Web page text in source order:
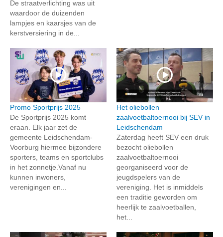
De straatverlichting was uit
waardoor de duizenden
lampjes en kaarsjes van de
kerstversiering in de...
Promo Sportprijs 2025
De Sportprijs 2025 komt
eraan. Elk jaar zet de
gemeente Leidschendam-
Voorburg hiermee bijzondere
sporters, teams en sportclubs
in het zonnetje.Vanaf nu
kunnen inwoners,
verenigingen en...
Het oliebollen
zaalvoetbaltoernooi bij SEV in
Leidschendam
Zaterdag heeft SEV een druk
bezocht oliebollen
zaalvoetbaltoernooi
georganiseerd voor de
jeugdspelers van de
vereniging. Het is inmiddels
een traditie geworden om
heerlijk te zaalvoetballen,
het...